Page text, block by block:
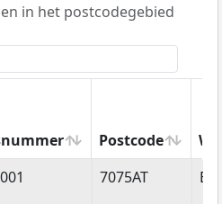
in het postcodegebied
Postcode
Postcode
7075AT